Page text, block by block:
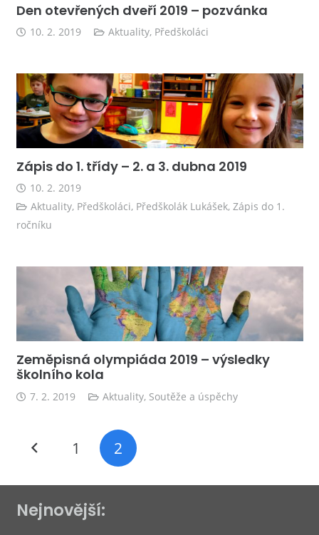
Den otevřených dveří 2019 – pozvánka
10. 2. 2019 Aktuality, Předškoláci
Zápis do 1. třídy – 2. a 3. dubna 2019
10. 2. 2019
Aktuality, Předškoláci, Předškolák Lukášek, Zápis do 1.
ročníku
Zeměpisná olympiáda 2019 – výsledky
školního kola
7. 2. 2019 Aktuality, Soutěže a úspěchy
1 2
Nejnovější: